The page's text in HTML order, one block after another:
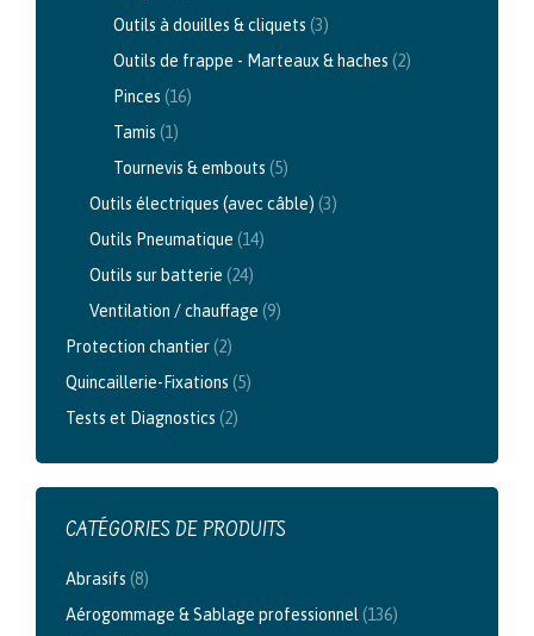
Outils à douilles & cliquets (3)
Outils de frappe - Marteaux & haches (2)
Pinces (16)
Tamis (1)
Tournevis & embouts (5)
Outils électriques (avec câble) (3)
Outils Pneumatique (14)
Outils sur batterie (24)
Ventilation / chauffage (9)
Protection chantier(2)
Quincaillerie-Fixations (5)
Tests et Diagnostics (2)
CATÉGORIES DE PRODUITS
Abrasifs (8)
Aérogommage & Sablage professionnel (136)